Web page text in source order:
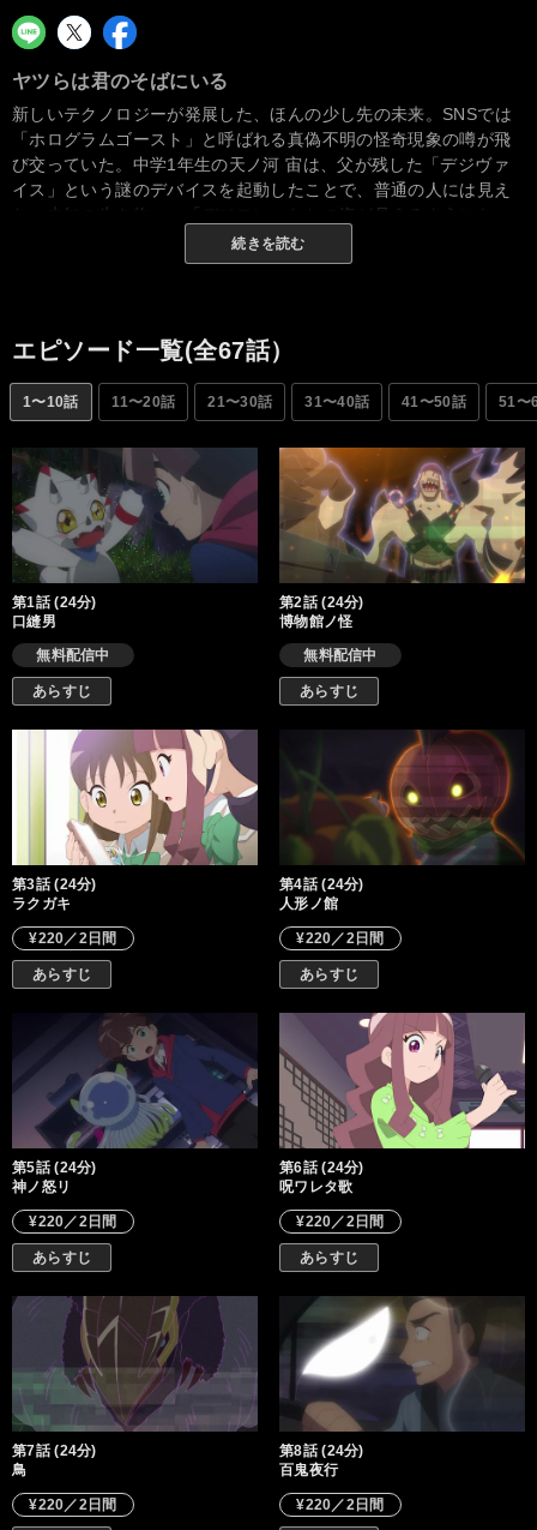
ヤツらは君のそばにいる
新しいテクノロジーが発展した、ほんの少し先の未来。SNSでは
「ホログラムゴースト」と呼ばれる真偽不明の怪奇現象の噂が飛
び交っていた。中学1年生の天ノ河 宙は、父が残した「デジヴァ
イス」という謎のデバイスを起動したことで、普通の人には見え
ない未知の生き物――「デジモン」たちの姿が見えるようにな
る。父から預けられたやんちゃなデジモン「ガンマモン」と出会
ったその日から、宙は様々な怪奇現象に巻き込まれていく。人間
狙っているのだ。ここから先は、誰も知らない世界の裏側の物
語。宙はガンマモンや仲間たちとともに、デジモンたちが生きる
不思議な世界に足を踏み入れていく。
続きを読む
エピソード一覧(全67話）
1〜10話 11〜20話 21〜30話 31〜40話 41〜50話 51〜
第1話 (24分)
口縫男
無料配信中
あらすじ
第2話 (24分)
博物館ノ怪
無料配信中
あらすじ
第3話 (24分)
ラクガキ
¥220／2日間
あらすじ
第4話 (24分)
人形ノ館
¥220／2日間
あらすじ
第5話 (24分)
神ノ怒リ
¥220／2日間
あらすじ
第6話 (24分)
呪ワレタ歌
¥220／2日間
あらすじ
第7話 (24分)
鳥
¥220／2日間
第8話 (24分)
百鬼夜行
¥220／2日間